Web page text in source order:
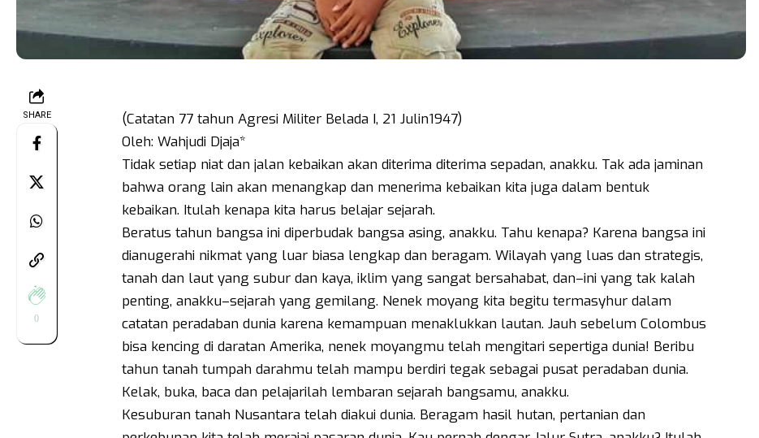
SHARE
0
(Catatan 77 tahun Agresi Militer Belada I, 21 Julin1947)
Oleh: Wahjudi Djaja*
Tidak setiap niat dan jalan kebaikan akan diterima diterima sepadan, anakku. Tak ada jaminan
bahwa orang lain akan menangkap dan menerima kebaikan kita juga dalam bentuk
kebaikan. Itulah kenapa kita harus belajar sejarah.
Beratus tahun bangsa ini diperbudak bangsa asing, anakku. Tahu kenapa? Karena bangsa ini
dianugerahi nikmat yang luar biasa lengkap dan beragam. Wilayah yang luas dan strategis,
tanah dan laut yang subur dan kaya, iklim yang sangat bersahabat, dan–ini yang tak kalah
penting, anakku–sejarah yang gemilang. Nenek moyang kita begitu termasyhur dalam
catatan peradaban dunia karena kemampuan menaklukkan lautan. Jauh sebelum Colombus
bisa kencing di daratan Amerika, nenek moyangmu telah mengitari sepertiga dunia! Beribu
tahun tanah tumpah darahmu telah mampu berdiri tegak sebagai pusat peradaban dunia.
Kelak, buka, baca dan pelajarilah lembaran sejarah bangsamu, anakku.
Kesuburan tanah Nusantara telah diakui dunia. Beragam hasil hutan, pertanian dan